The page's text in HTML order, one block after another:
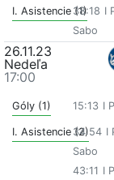
I. Asistencie (1)38:18 I
Sabo
26.11.23
Nedeľa
17:00
Góly (1) 15:13 I
I. Asistencie (2)34:54 I
Sabo
43:11 I